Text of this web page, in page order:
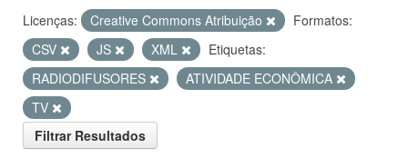
Licenças: Creative Commons Atribuição
Formatos:
CSV
JS XML
Etiquetas:
RADIODIFUSORES
ATIVIDADE ECONÔMICA
TV
Filtrar Resultados